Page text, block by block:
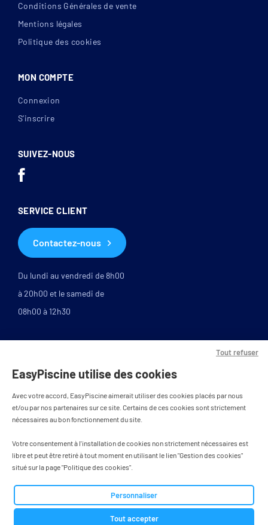
EasyPiscine utilise des cookies
Avec votre accord, EasyPiscine aimerait utiliser des cookies placés par nous
et/ou par nos partenaires sur ce site. Certains de ces cookies sont strictement
nécessaires au bon fonctionnement du site.
Votre consentement à l'installation de cookies non strictement nécessaires est
libre et peut être retiré à tout moment en utilisant le lien "Gestion des cookies"
situé sur la page "Politique des cookies".
Tout accepter
Tout refuser
Personnaliser
Conditions Générales de vente
Mentions légales
Politique des cookies
MON COMPTE
Connexion
S’inscrire
SUIVEZ-NOUS
SERVICE CLIENT
Contactez-nous
Du lundi au vendredi de 8h00
à 20h00 et le samedi de
08h00 à 12h30
Tous droits réservés - designed by
PAIEMENT SÉCURISÉ